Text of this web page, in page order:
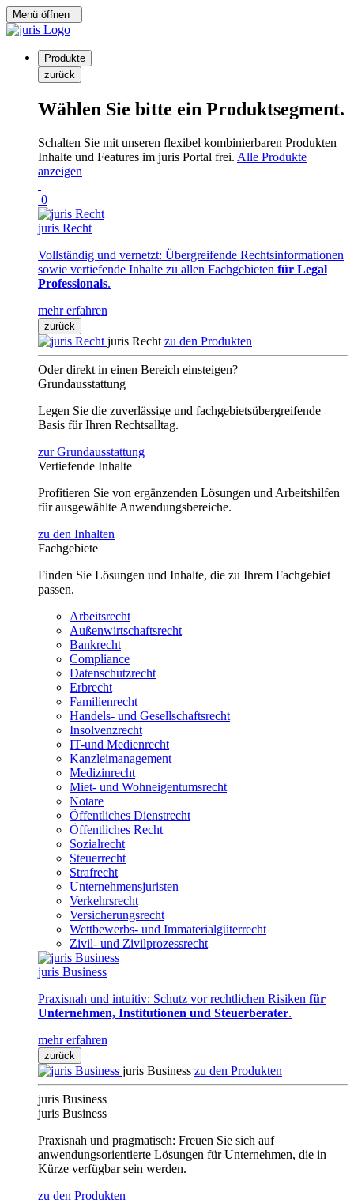
Menü öffnen
Produkte
zurück
Wählen Sie bitte ein Produktsegment.
Schalten Sie mit unseren flexibel kombinierbaren Produkten
Inhalte und Features im juris Portal frei. Alle Produkte
anzeigen
0
juris Recht
Vollständig und vernetzt: Übergreifende Rechtsinformationen
sowie vertiefende Inhalte zu allen Fachgebieten für Legal
Professionals.
mehr erfahren
zurück
juris Recht zu den Produkten
Oder direkt in einen Bereich einsteigen?
Grundausstattung
Legen Sie die zuverlässige und fachgebietsübergreifende
Basis für Ihren Rechtsalltag.
zur Grundausstattung
Vertiefende Inhalte
Profitieren Sie von ergänzenden Lösungen und Arbeitshilfen
für ausgewählte Anwendungsbereiche.
zu den Inhalten
Fachgebiete
Finden Sie Lösungen und Inhalte, die zu Ihrem Fachgebiet
passen.
Arbeitsrecht
Außenwirtschaftsrecht
Bankrecht
Compliance
Datenschutzrecht
Erbrecht
Familienrecht
Handels- und Gesellschaftsrecht
Insolvenzrecht
IT-und Medienrecht
Kanzleimanagement
Medizinrecht
Miet- und Wohneigentumsrecht
Notare
Öffentliches Dienstrecht
Öffentliches Recht
Sozialrecht
Steuerrecht
Strafrecht
Unternehmensjuristen
Verkehrsrecht
Versicherungsrecht
Wettbewerbs- und Immaterialgüterrecht
Zivil- und Zivilprozessrecht
juris Business
Praxisnah und intuitiv: Schutz vor rechtlichen Risiken für
Unternehmen, Institutionen und Steuerberater.
mehr erfahren
zurück
juris Business zu den Produkten
juris Business
juris Business
Praxisnah und pragmatisch: Freuen Sie sich auf
anwendungsorientierte Lösungen für Unternehmen, die in
Kürze verfügbar sein werden.
zu den Produkten